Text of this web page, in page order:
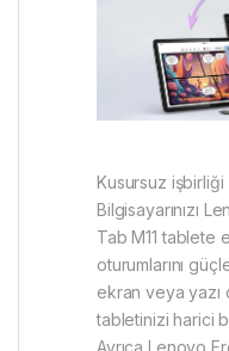
Kusursuz işbirliği
Bilgisayarınızı
Tab M11
oturumlarını
ekran veya
tabletinizi harici